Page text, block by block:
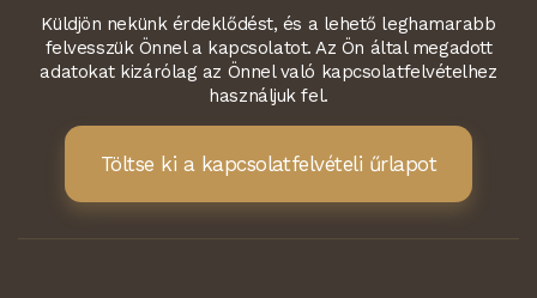
Küldjön nekünk érdeklődést, és a lehető leghamarabb
felvesszük Önnel a kapcsolatot. Az Ön által megadott
adatokat kizárólag az Önnel való kapcsolatfelvételhez
használjuk fel.
Töltse ki a kapcsolatfelvételi űrlapot